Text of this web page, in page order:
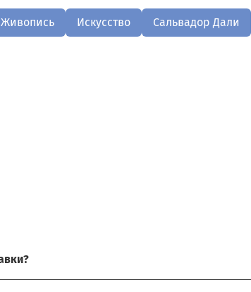
Живопись Искусство Сальвадор Дали